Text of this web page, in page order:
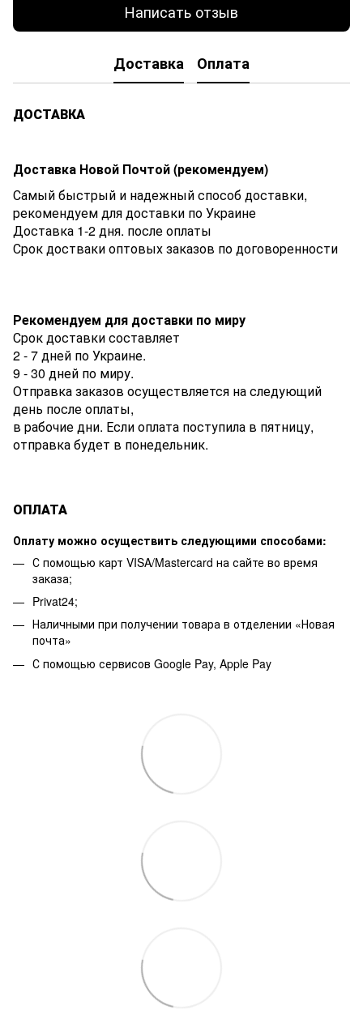
Написать отзыв
Доставка Оплата
ДОСТАВКА
Доставка Новой Почтой (рекомендуем)
Самый быстрый и надежный способ доставки,
рекомендуем для доставки по Украине
Доставка 1-2 дня. после оплаты
Срок достваки оптовых заказов по договоренности
Рекомендуем для доставки по миру
Срок доставки составляет
2 - 7 дней по Украине.
9 - 30 дней по миру.
Отправка заказов осуществляется на следующий
день после оплаты,
в рабочие дни. Если оплата поступила в пятницу,
отправка будет в понедельник.
ОПЛАТА
Оплату можно осуществить следующими способами:
С помощью карт VISA/Mastercard на сайте во время
заказа;
Privat24;
Наличными при получении товара в отделении «Новая
почта»
С помощью сервисов Google Pay, Apple Pay